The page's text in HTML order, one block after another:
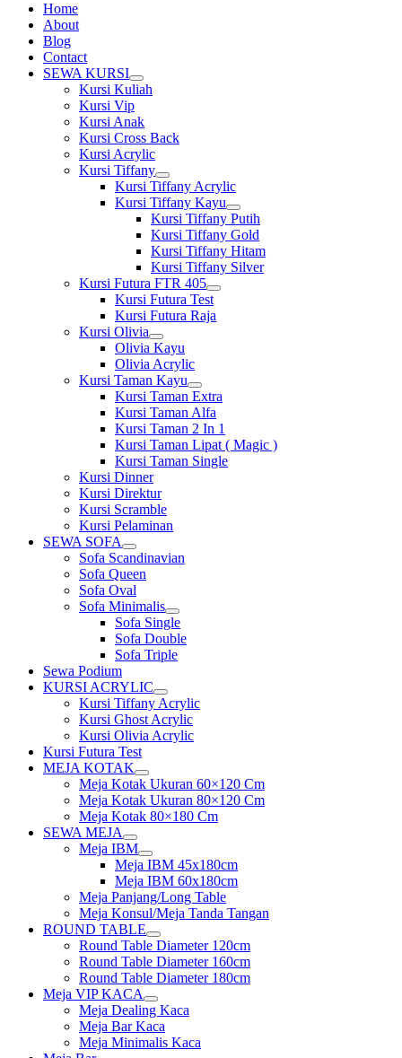
Home
About
Blog
Contact
SEWA KURSI
Show
sub
Kursi Kuliah
Kursi Vip
Kursi Anak
Kursi Cross Back
Kursi Acrylic
Kursi Tiffany
Show
sub
menu
Kursi Tiffany Acrylic
Kursi Tiffany Kayu
Show
sub
menu
Kursi Tiffany Putih
Kursi Tiffany Gold
Kursi Tiffany Hitam
Kursi Tiffany Silver
Kursi Futura FTR 405
Show
sub
menu
Kursi Futura Test
Kursi Futura Raja
Kursi Olivia
Show
sub
menu
Olivia Kayu
Olivia Acrylic
Kursi Taman Kayu
Show
sub
menu
Kursi Taman Extra
Kursi Taman Alfa
Kursi Taman 2 In 1
Kursi Taman Lipat ( Magic )
Kursi Taman Single
Kursi Dinner
Kursi Direktur
Kursi Scramble
Kursi Pelaminan
SEWA SOFA
Show
sub
menu
Sofa Scandinavian
Sofa Queen
Sofa Oval
Sofa Minimalis
Show
sub
menu
Sofa Single
Sofa Double
Sofa Triple
Sewa Podium
KURSI ACRYLIC
Show
sub
menu
Kursi Tiffany Acrylic
Kursi Ghost Acrylic
Kursi Olivia Acrylic
Kursi Futura Test
MEJA KOTAK
Show
sub
menu
Meja Kotak Ukuran 60×120 Cm
Meja Kotak Ukuran 80×120 Cm
Meja Kotak 80×180 Cm
SEWA MEJA
Show
sub
menu
Meja IBM
Show
sub
menu
Meja IBM 45x180cm
Meja IBM 60x180cm
Meja Panjang/Long Table
Meja Konsul/Meja Tanda Tangan
ROUND TABLE
Show
sub
menu
Round Table Diameter 120cm
Round Table Diameter 160cm
Round Table Diameter 180cm
Meja VIP KACA
Show
sub
menu
Meja Dealing Kaca
Meja Bar Kaca
Meja Minimalis Kaca